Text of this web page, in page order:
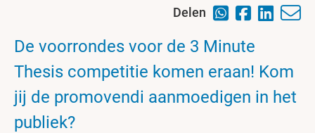
Delen
De voorrondes voor de 3 Minute
Thesis competitie komen eraan! Kom
jij de promovendi aanmoedigen in het
publiek?